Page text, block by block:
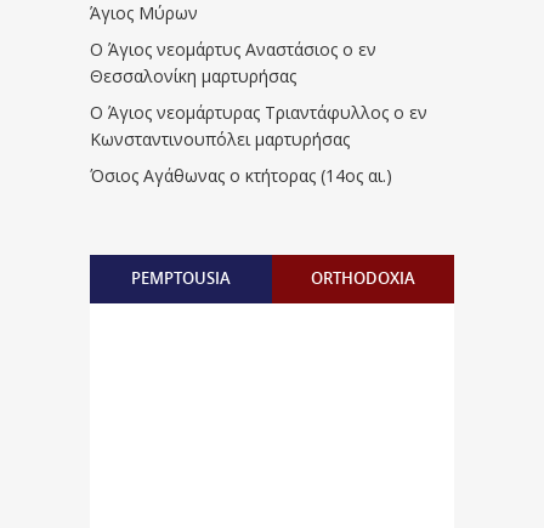
Άγιος Μύρων
Ο Άγιος νεομάρτυς Αναστάσιος ο εν
Θεσσαλονίκη μαρτυρήσας
Ο Άγιος νεομάρτυρας Τριαντάφυλλος ο εν
Κωνσταντινουπόλει μαρτυρήσας
Όσιος Αγάθωνας ο κτήτορας (14ος αι.)
PEMPTOUSIA ORTHODOXIA